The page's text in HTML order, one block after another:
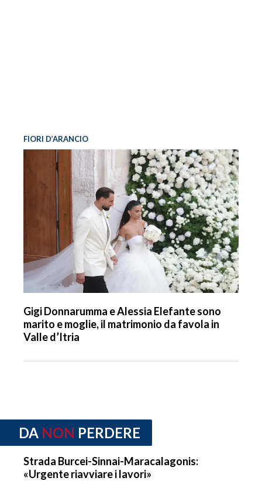
FIORI D’ARANCIO
Gigi Donnarumma e Alessia Elefante sono
marito e moglie, il matrimonio da favola in
Valle d’Itria
DA NON PERDERE
Strada Burcei-Sinnai-Maracalagonis:
«Urgente riavviare i lavori»